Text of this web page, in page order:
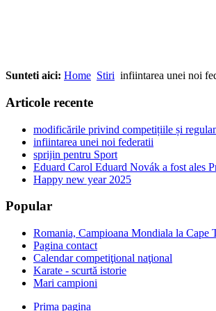
Sunteti aici: Home Stiri infiintarea unei noi
Articole recente
modificările privind competițiile și
infiintarea unei noi federatii
sprijin pentru Sport
Eduard Carol Eduard Novák a fost ales
Happy new year 2025
Popular
Romania, Campioana Mondiala la Cape
Pagina contact
Calendar competiţional naţional
Karate - scurtă istorie
Mari campioni
Prima pagina